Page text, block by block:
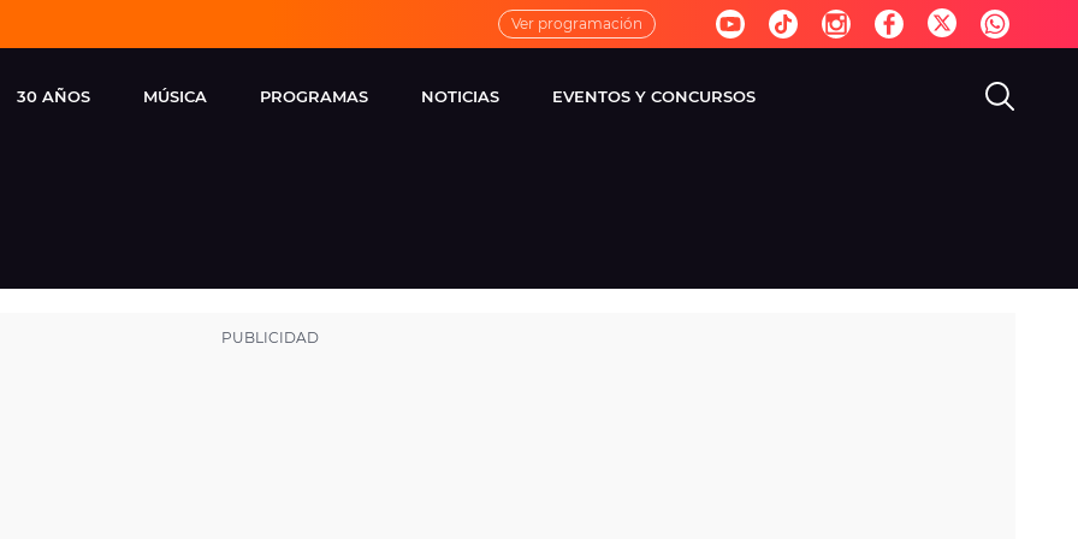
Ver programación
30 AÑOS MÚSICA
FM
PROGRAMAS
VIRALES
NOTICIAS EVENTOS Y CONCURSOS